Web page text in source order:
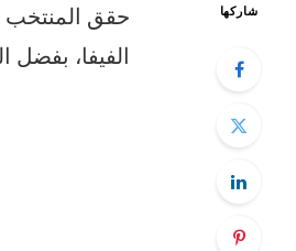
شاركها
حقق المنتخب
الفيفا، بفضل